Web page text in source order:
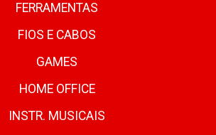
FERRAMENTAS
FIOS E CABOS
GAMES
HOME OFFICE
INSTR. MUSICAIS